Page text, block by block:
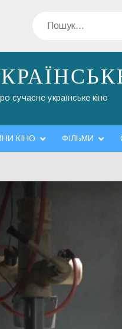
Пошук
сучасне українське кіно
КІНО ФІЛЬМИ